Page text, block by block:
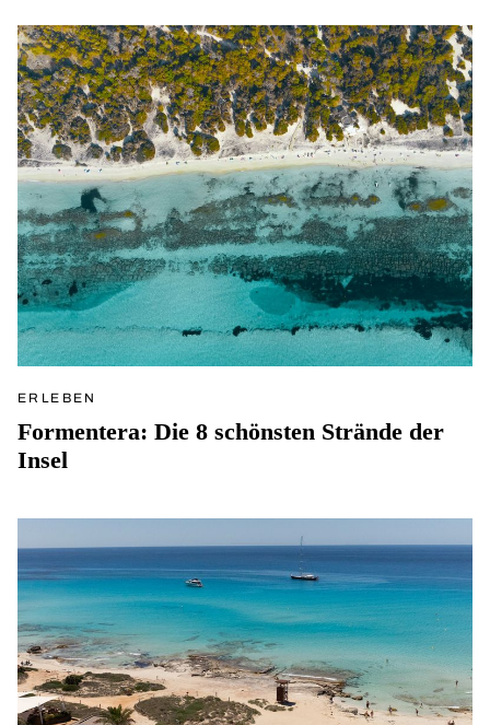
ERLEBEN
Formentera: Die 8 schönsten Strände der
Insel